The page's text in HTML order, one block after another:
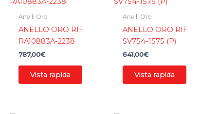
Anelli Oro
ANELLO ORO RIF.
RA10883A-2238
787,00€
Vista rapida
Anelli Oro
ANELLO ORO RIF.
SV754-1575 (P)
641,00€
Vista rapida